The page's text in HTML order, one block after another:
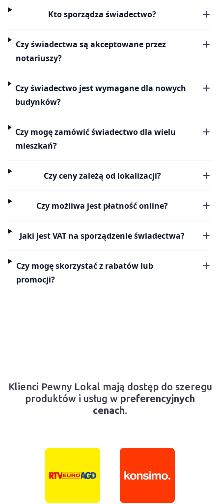
Kto sporządza świadectwo?
Czy świadectwa są akceptowane przez
notariuszy?
Czy świadectwo jest wymagane dla nowych
budynków?
Czy mogę zamówić świadectwo dla wielu
mieszkań?
Czy ceny zależą od lokalizacji?
Czy możliwa jest płatność online?
Jaki jest VAT na sporządzenie świadectwa?
Czy mogę skorzystać z rabatów lub
promocji?
Klienci Pewny Lokal mają dostęp do szeregu
produktów i usług w preferencyjnych
cenach.